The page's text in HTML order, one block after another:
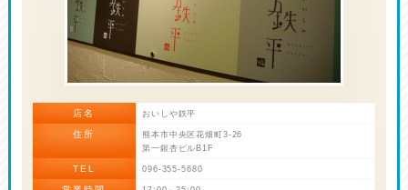
店名 おいしや鉄平
住所
熊本市中央区花畑町3-26
第一銀杏ビルB1F
TEL 096-355-5680